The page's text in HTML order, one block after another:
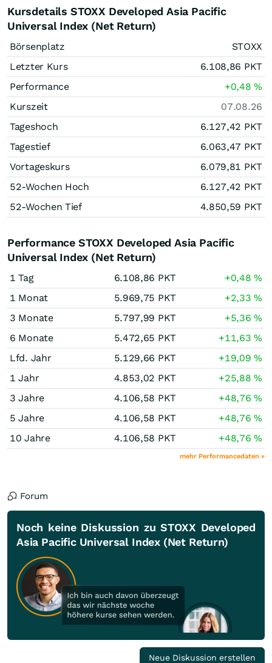
Kursdetails STOXX Developed Asia Pacific
Universal Index (Net Return)
Börsenplatz
STOXX
Letzter Kurs
6.108,86 PKT
Performance
+0,48%
Kurszeit
07.08.26
Tageshoch
6.127,42 PKT
Tagestief
6.063,47 PKT
Vortageskurs
6.079,81 PKT
52-Wochen Hoch
6.127,42 PKT
52-Wochen Tief
4.850,59 PKT
Performance STOXX Developed Asia Pacific
Universal Index (Net Return)
1 Tag 6.108,86 PKT +0,48%
1 Monat
5.969,75 PKT +2,33%
3 Monate
5.797,99 PKT +5,36%
6 Monate
5.472,65 PKT +11,63%
Lfd. Jahr
5.129,66 PKT +19,09%
1 Jahr
4.853,02 PKT +25,88%
3 Jahre
4.106,58 PKT +48,76%
5 Jahre
4.106,58 PKT +48,76%
10 Jahre
4.106,58 PKT +48,76%
mehr Performancedaten »
Forum
Noch keine Diskussion zu STOXX Developed
Asia Pacific Universal Index (Net Return)
Neue Diskussion erstellen